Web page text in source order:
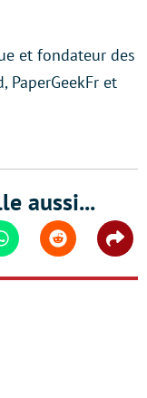
et fondateur des
et
aussi...
WhatsappReddit